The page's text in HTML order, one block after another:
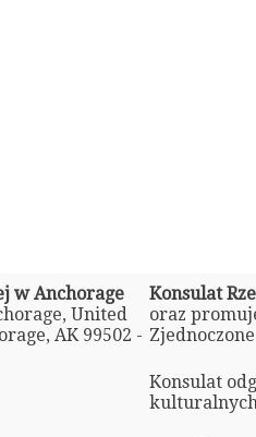
w Anchorage
United
AK 99502 -
Konsulat
oraz
Konsulat